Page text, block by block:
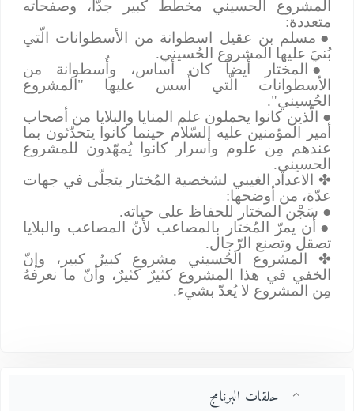
المشروع الحسيني مخطط كبير جدّاً، وصفحاته
متعددة:
●مسلم بن عقيل اسطوانة من الأسطوانات الّتي
بُنيَ عليها المشروع الحُسيني.
●المختار أيضاً كان أساس، وأُسطوانة من
الأسطوانات الّتي أُسس عليها "المشروع
الحُسيني".
●الّذين كانوا يحملون علم المنايا والبلايا من أصحاب
أمير المؤمنين عليه السّلام حينما كانوا يتحدّثون بما
عندهم مِن علوم وأسرار كانوا يُمهّدون للمشروع
الحسيني.
✤الاعداد الغيبي لشخصية المُختار يتجلّى في جهات
عدّة، من أوضحها:
●سَجْن المختار للحفاظ على حياته.
●أن يمرّ المُختار بالمصاعب لأنّ المصاعب والبلايا
تصقل وتصنع الرّجال.
✤المشروع الحُسيني مشروع كبيرٌ كبير، وإنّ
الخفي في هذا المشروع كثيرٌ كثيرٌ، وأنّ ما نعرفهُ
مِن المشروع لا يُعدّ بشيء.
حلقات البرنامج